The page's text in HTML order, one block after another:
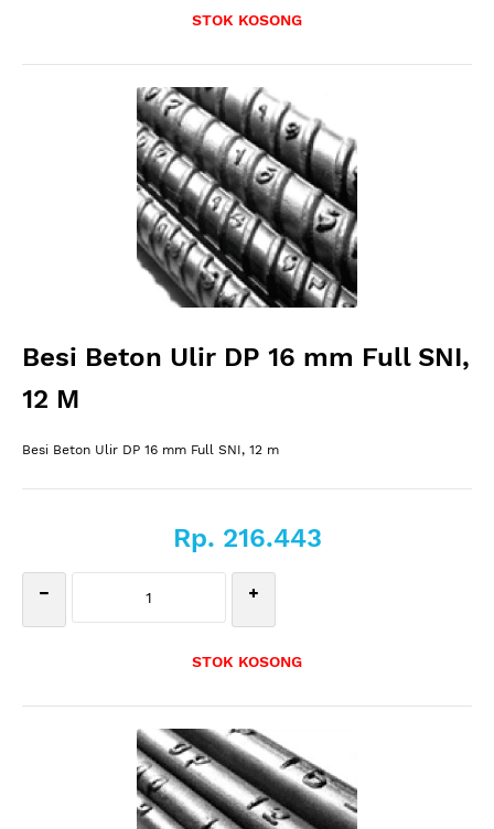
STOK KOSONG
Besi Beton Ulir DP 16 mm Full SNI,
12 M
Besi Beton Ulir DP 16 mm Full SNI, 12 m
Rp. 216.443
STOK KOSONG